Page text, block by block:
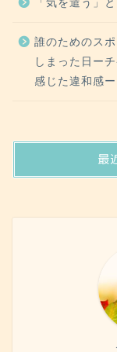
「気を遣う」
誰のためのス
しまった日ー
感じた違和感ー
最